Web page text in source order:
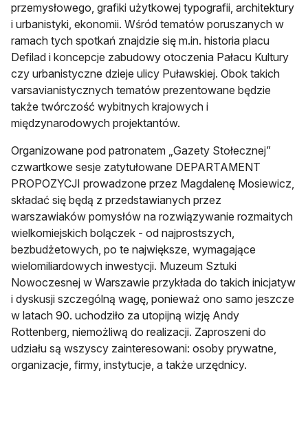
przemysłowego, grafiki użytkowej typografii, architektury
i urbanistyki, ekonomii. Wśród tematów poruszanych w
ramach tych spotkań znajdzie się m.in. historia placu
Defilad i koncepcje zabudowy otoczenia Pałacu Kultury
czy urbanistyczne dzieje ulicy Puławskiej. Obok takich
varsavianistycznych tematów prezentowane będzie
także twórczość wybitnych krajowych i
międzynarodowych projektantów.
Organizowane pod patronatem „Gazety Stołecznej”
czwartkowe sesje zatytułowane DEPARTAMENT
PROPOZYCJI prowadzone przez Magdalenę Mosiewicz,
składać się będą z przedstawianych przez
warszawiaków pomysłów na rozwiązywanie rozmaitych
wielkomiejskich bolączek - od najprostszych,
bezbudżetowych, po te największe, wymagające
wielomiliardowych inwestycji. Muzeum Sztuki
Nowoczesnej w Warszawie przykłada do takich inicjatyw
i dyskusji szczególną wagę, ponieważ ono samo jeszcze
w latach 90. uchodziło za utopijną wizję Andy
Rottenberg, niemożliwą do realizacji. Zaproszeni do
udziału są wszyscy zainteresowani: osoby prywatne,
organizacje, firmy, instytucje, a także urzędnicy.